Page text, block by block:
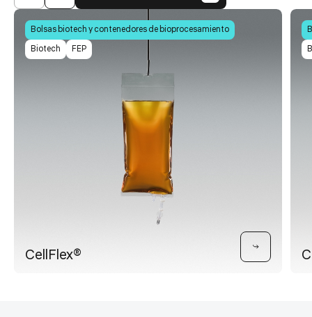
Bolsas biotech y contenedores de bioprocesamiento
Biotech
FEP
CellFlex®